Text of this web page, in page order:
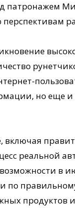
патронажем
перспективам
но еще
включая
реальной
в
по
продуктов